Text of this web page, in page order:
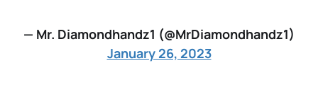
— Mr. Diamondhandz1 (@MrDiamondhandz1)
January 26, 2023